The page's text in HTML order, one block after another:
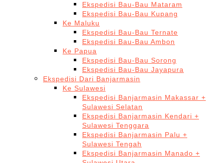
Ekspedisi Bau-Bau Mataram
Ekspedisi Bau-Bau Kupang
Ke Maluku
Ekspedisi Bau-Bau Ternate
Ekspedisi Bau-Bau Ambon
Ke Papua
Ekspedisi Bau-Bau Sorong
Ekspedisi Bau-Bau Jayapura
Ekspedisi Dari Banjarmasin
Ke Sulawesi
Ekspedisi Banjarmasin Makassar +
Sulawesi Selatan
Ekspedisi Banjarmasin Kendari +
Sulawesi Tenggara
Ekspedisi Banjarmasin Palu +
Sulawesi Tengah
Ekspedisi Banjarmasin Manado +